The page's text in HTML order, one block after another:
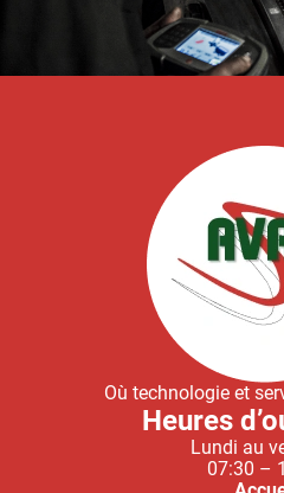
Où technologie et
Heures
Lundi au
07:30 –